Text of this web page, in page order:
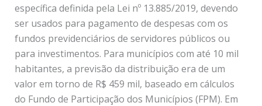
específica definida pela Lei nº 13.885/2019, devendo
ser usados para pagamento de despesas com os
fundos previdenciários de servidores públicos ou
para investimentos. Para municípios com até 10 mil
habitantes, a previsão da distribuição era de um
valor em torno de R$ 459 mil, baseado em cálculos
do Fundo de Participação dos Municípios (FPM). Em